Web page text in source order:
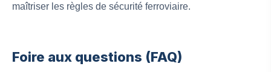
maîtriser les règles de sécurité ferroviaire.
Foire aux questions (FAQ)